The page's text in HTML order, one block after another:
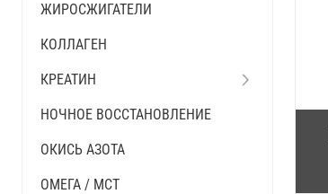
ЖИРОСЖИГАТЕЛИ
КОЛЛАГЕН
КРЕАТИН
НОЧНОЕ ВОССТАНОВЛЕНИЕ
ОКИСЬ АЗОТА
ОМЕГА / MCT